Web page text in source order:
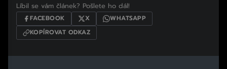
Líbil se vám článek? Pošlete ho dál!
FACEBOOK X
WHATSAPP
KOPÍROVAT ODKAZ